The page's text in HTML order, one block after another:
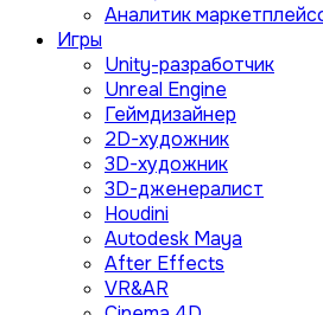
Аналитик
Игры
Unity-разработчик
Unreal Engine
Геймдизайнер
2D-художник
3D-художник
3D-дженералист
Houdini
Autodesk Maya
After Effects
VR&AR